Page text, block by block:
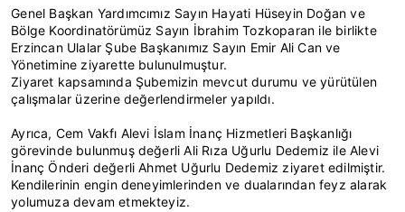
Genel Başkan Yardımcımız Sayın Hayati Hüseyin Doğan ve
Bölge Koordinatörümüz Sayın İbrahim Tozkoparan ile birlikte
Erzincan Ulalar Şube Başkanımız Sayın Emir Ali Can ve
Yönetimine ziyarette bulunulmuştur.
Ziyaret kapsamında Şubemizin mevcut durumu ve yürütülen
çalışmalar üzerine değerlendirmeler yapıldı.
Ayrıca, Cem Vakfı Alevi İslam İnanç Hizmetleri Başkanlığı
görevinde bulunmuş değerli Ali Rıza Uğurlu Dedemiz ile Alevi
İnanç Önderi değerli Ahmet Uğurlu Dedemiz ziyaret edilmiştir.
Kendilerinin engin deneyimlerinden ve dualarından feyz alarak
yolumuza devam etmekteyiz.